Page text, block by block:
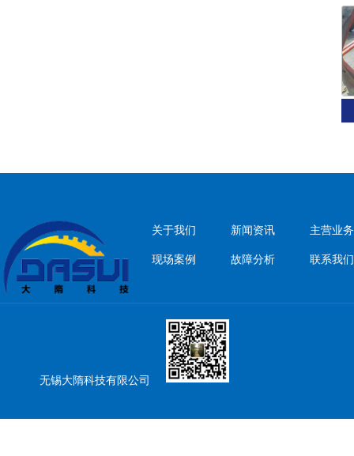
关于我们 新闻资讯 主营业务
现场案例 故障分析 联系我们
无锡大隋科技有限公司